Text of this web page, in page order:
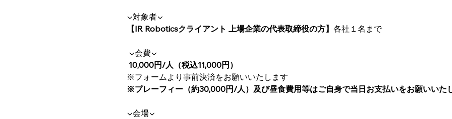
▼対象者▼
【IR Roboticsクライアント 上場企業の代表取締役の方】 各社１名まで
▼会費▼
10,000円/人（税込11,000円）
※フォームより事前決済をお願いいたします
※プレーフィー（約30,000円/人）及び昼食費用等はご自身で当日お支払いをお願いいた
▼会場▼